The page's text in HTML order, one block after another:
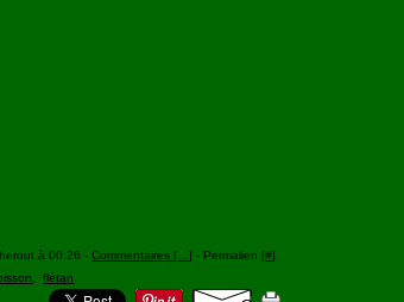
à 00:26 -Commentaires [ …] - Permalien [#]
,flétan